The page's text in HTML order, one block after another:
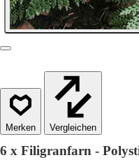
Vergleichen
6 x Filigranfarn -